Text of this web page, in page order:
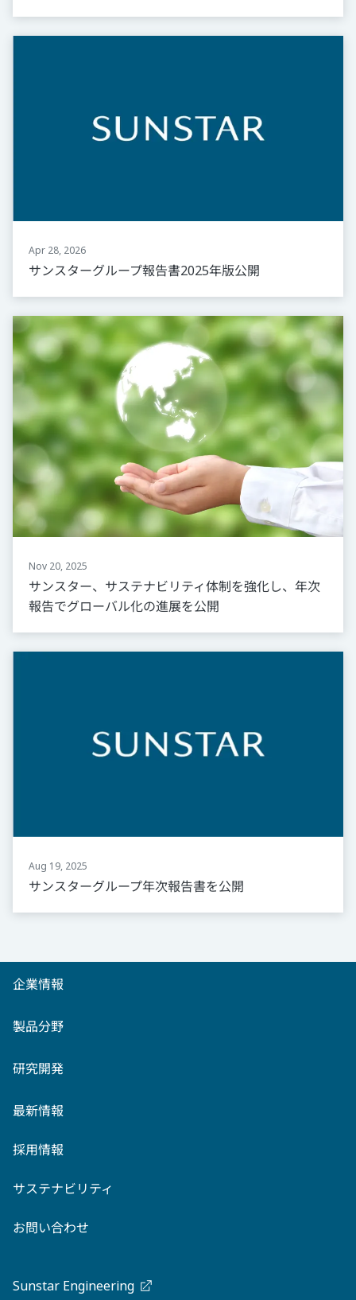
Apr 28, 2026
サンスターグループ報告書2025年版公開
Nov 20, 2025
サンスター、サステナビリティ体制を強化し、年次
報告でグローバル化の進展を公開
Aug 19, 2025
サンスターグループ年次報告書を公開
企業情報
製品分野
研究開発
最新情報
採用情報
サステナビリティ
お問い合わせ
Sunstar Engineering